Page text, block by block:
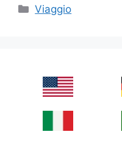
Categories
Viaggio